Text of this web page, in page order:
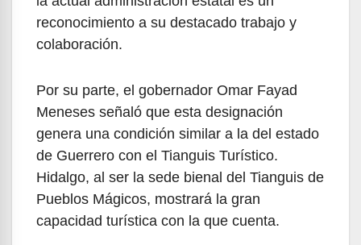
reconocimiento a su destacado trabajo y
colaboración.
Por su parte, el gobernador Omar Fayad
Meneses señaló que esta designación
genera una condición similar a la del estado
de Guerrero con el Tianguis Turístico.
Hidalgo, al ser la sede bienal del Tianguis de
Pueblos Mágicos, mostrará la gran
capacidad turística con la que cuenta.